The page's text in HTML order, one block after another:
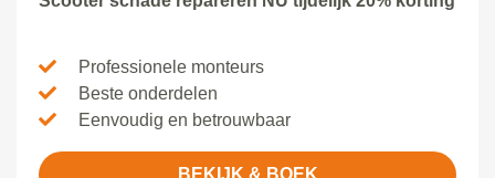
Professionele monteurs
Beste onderdelen
Eenvoudig en betrouwbaar
BEKIJK & BOEK